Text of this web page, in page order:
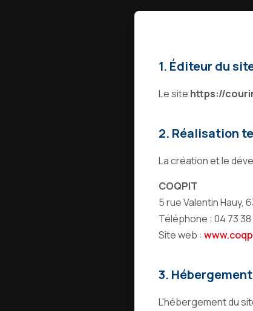
1. Éditeur du
Le site https://
2. Réalisation
La création et le
COQPIT
5 rue Valentin Hauy,
Téléphone : 04 73
Site web :
3. Hébergement
L'hébergement du